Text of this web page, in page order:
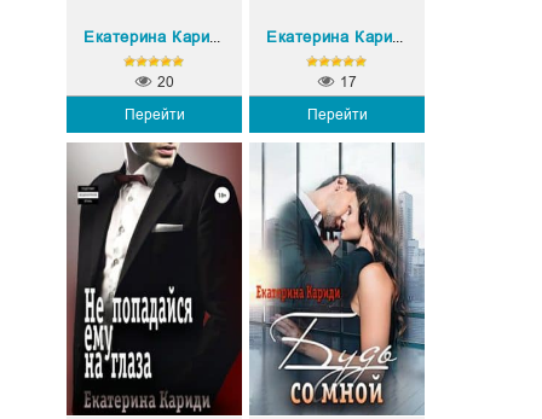
Екатерина Кариди
Перейти
20
Екатерина Кариди
Перейти
17